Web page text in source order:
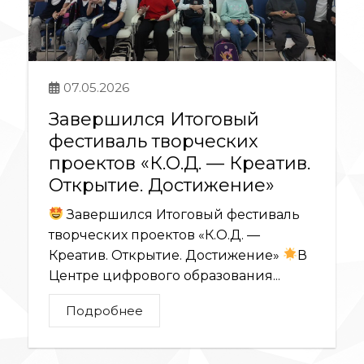
07.05.2026
Завершился Итоговый
фестиваль творческих
проектов «К.О.Д. — Креатив.
Открытие. Достижение»
Завершился Итоговый фестиваль
творческих проектов «К.О.Д. —
Креатив. Открытие. Достижение»
В
Центре цифрового образования...
Подробнее